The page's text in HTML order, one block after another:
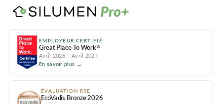
EMPLOYEUR CERTIFIÉ
Great Place To Work®
Avril 2026 – Avril 2027
En savoir plus →
ÉVALUATION RSE
EcoVadis Bronze 2026